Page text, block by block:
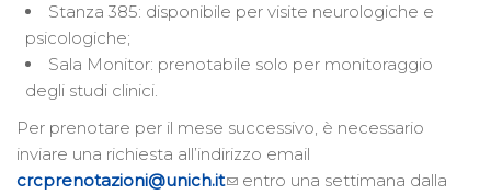
Stanza 385: disponibile per visite neurologiche e
psicologiche;
Sala Monitor: prenotabile solo per monitoraggio
degli studi clinici.
Per prenotare per il mese successivo, è necessario
inviare una richiesta all’indirizzo email
crcprenotazioni@unich.it
entro una settimana dalla